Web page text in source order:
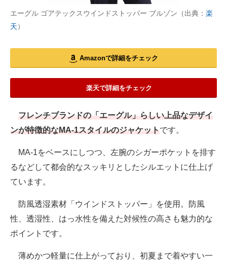
エーグル ゴアテックスウインドストッパー ブルゾン（出典： 楽
天）
Amazonで詳細をチェック
楽天で詳細をチェック
フレンチブランドの「エーグル」らしい上品なデザイ
ンが特徴的なMA-1スタイルのジャケットです。
MA-1をベースにしつつ、左腕のシガーポケットを排す
るなどして都会的なスッキリとしたシルエットに仕上げ
ています。
防風透湿素材「ウインドストッパー」を使用。防風
性、透湿性、はっ水性を備えた対候性の高さも魅力的な
ポイントです。
薄めかつ軽量に仕上がっており、初夏まで着やすい一